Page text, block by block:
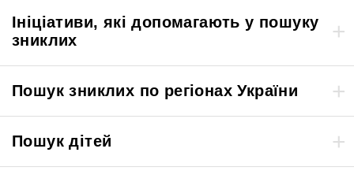
Ініціативи, які допомагають у пошуку
зниклих
Пошук зниклих по регіонах України
Пошук дітей